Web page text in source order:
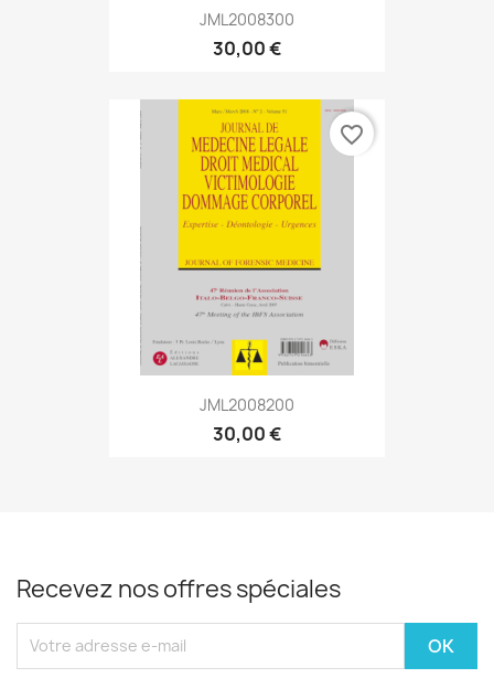
JML2008300
30,00 €
JML2008200
30,00 €
favorite_border
Recevez nos offres spéciales